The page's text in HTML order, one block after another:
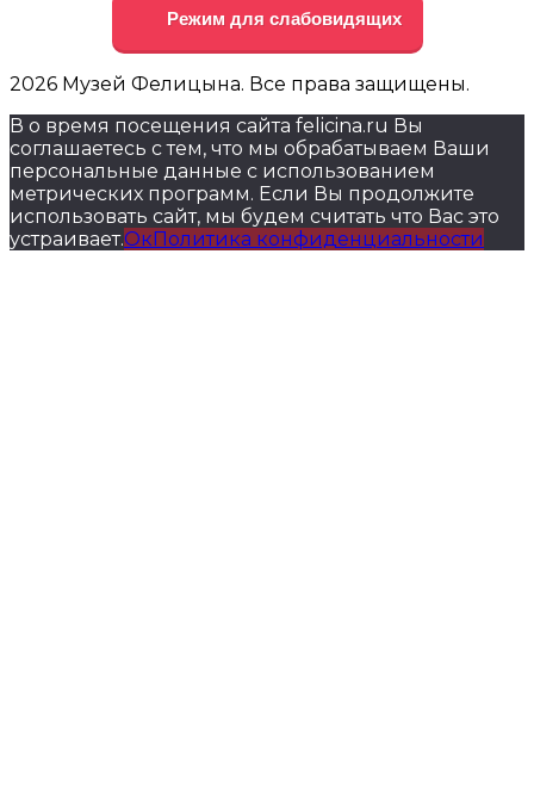
Режим для слабовидящих
2026 Музей Фелицына. Все права защищены.
В о время посещения сайта felicina.ru Вы
соглашаетесь с тем, что мы обрабатываем Ваши
персональные данные с использованием
метрических программ. Если Вы продолжите
использовать сайт, мы будем считать что Вас это
устраивает.ОкПолитика конфиденциальности